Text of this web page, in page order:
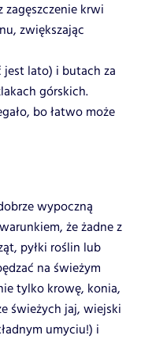
zagęszczenie krwi
zwiększając
jest lato) i butach za
górskich.
bo łatwo może
wypoczną
że żadne z
pyłki roślin lub
na świeżym
tylko krowę, konia,
świeżych jaj, wiejski
umyciu!) i